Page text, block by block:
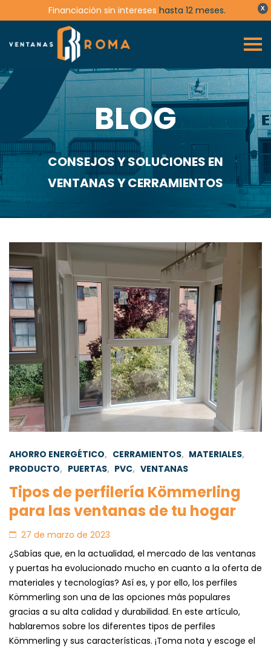
X
Financiación sin intereses hasta 12 meses.
BLOG
CONSEJOS Y SOLUCIONES EN
VENTANAS Y CERRAMIENTOS
AHORRO ENERGÉTICO, CERRAMIENTOS, MATERIALES,
PRODUCTO, PUERTAS, PVC, VENTANAS
Tipos de perfilería Kömmerling
para las ventanas de tu hogar
27 de marzo de 2023
¿Sabías que, en la actualidad, el mercado de las ventanas
y puertas ha evolucionado mucho en cuanto a la oferta de
materiales y tecnologías? Así es, y por ello, los perfiles
Kömmerling son una de las opciones más populares
gracias a su alta calidad y durabilidad. En este artículo,
hablaremos sobre los diferentes tipos de perfiles
Kömmerling y sus características. ¡Toma nota y escoge el